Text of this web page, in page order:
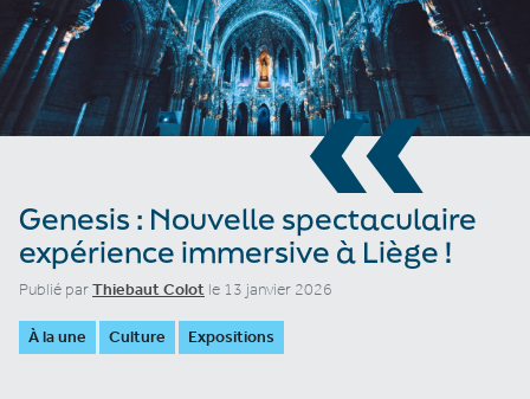
«
Genesis : Nouvelle spectaculaire
expérience immersive à Liège !
Publié parThiebaut Colot le 13 janvier 2026
À la une Culture Expositions